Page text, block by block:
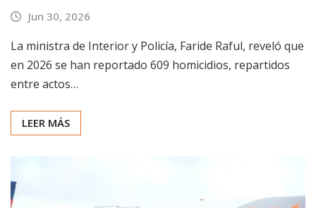
Jun 30, 2026
La ministra de Interior y Policía, Faride Raful, reveló que
en 2026 se han reportado 609 homicidios, repartidos
entre actos…
LEER MÁS